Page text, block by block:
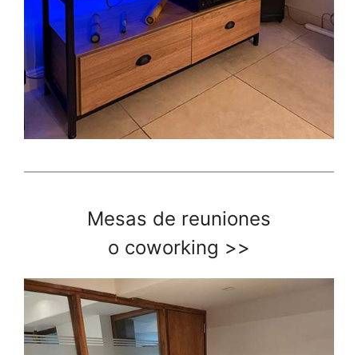
Mesas de reuniones
o coworking >>